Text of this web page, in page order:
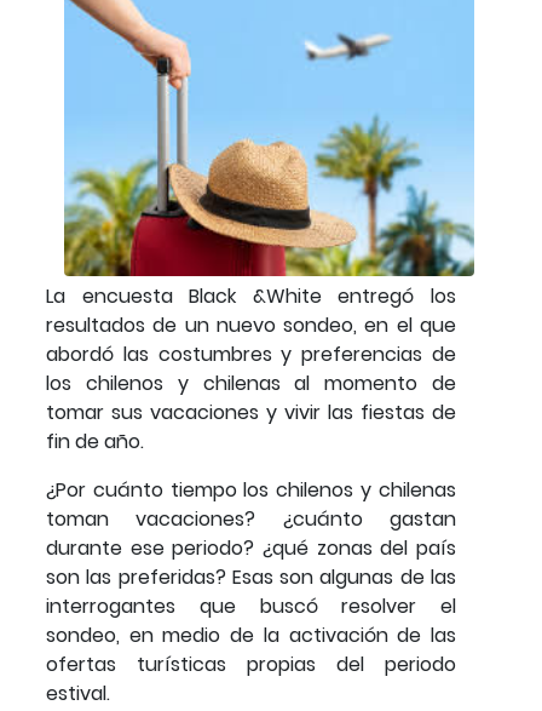
La encuesta Black &White entregó los
resultados de un nuevo sondeo, en el que
abordó las costumbres y preferencias de
los chilenos y chilenas al momento de
tomar sus vacaciones y vivir las fiestas de
fin de año.
¿Por cuánto tiempo los chilenos y chilenas
toman vacaciones? ¿cuánto gastan
durante ese periodo? ¿qué zonas del país
son las preferidas? Esas son algunas de las
interrogantes que buscó resolver el
sondeo, en medio de la activación de las
ofertas turísticas propias del periodo
estival.